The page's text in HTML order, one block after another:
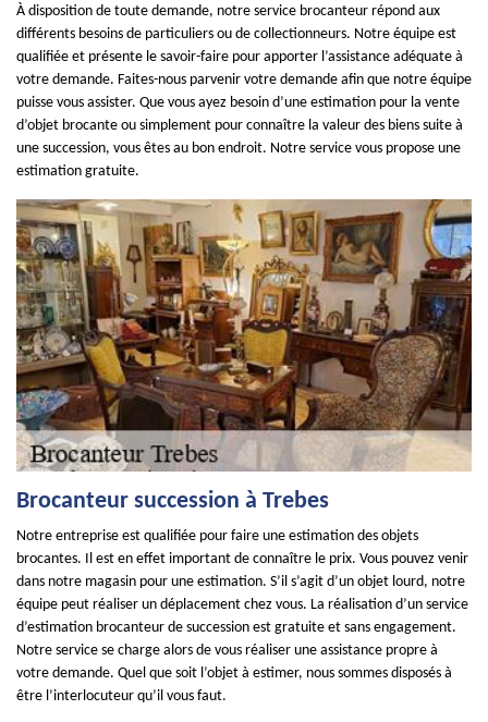
À disposition de toute demande, notre service brocanteur répond aux
différents besoins de particuliers ou de collectionneurs. Notre équipe est
qualifiée et présente le savoir-faire pour apporter l’assistance adéquate à
votre demande. Faites-nous parvenir votre demande afin que notre équipe
puisse vous assister. Que vous ayez besoin d’une estimation pour la vente
d’objet brocante ou simplement pour connaître la valeur des biens suite à
une succession, vous êtes au bon endroit. Notre service vous propose une
estimation gratuite.
Brocanteur succession à Trebes
Notre entreprise est qualifiée pour faire une estimation des objets
brocantes. Il est en effet important de connaître le prix. Vous pouvez venir
dans notre magasin pour une estimation. S’il s’agit d’un objet lourd, notre
équipe peut réaliser un déplacement chez vous. La réalisation d’un service
d’estimation brocanteur de succession est gratuite et sans engagement.
Notre service se charge alors de vous réaliser une assistance propre à
votre demande. Quel que soit l’objet à estimer, nous sommes disposés à
être l’interlocuteur qu’il vous faut.